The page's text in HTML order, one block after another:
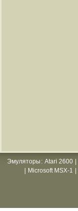
Эмуляторы : Atari 2600
Microsoft MSX-1